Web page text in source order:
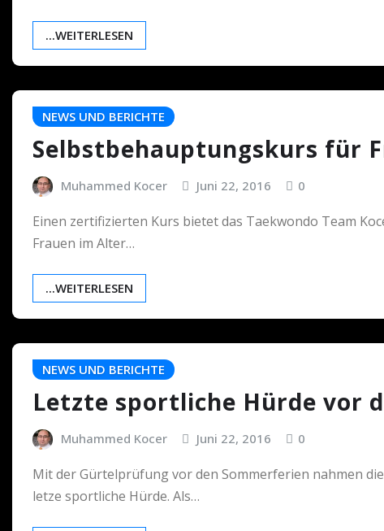
...WEITERLESEN
NEWS UND BERICHTE
Selbstbehauptungskurs für
Muhammed Kocer Juni 22, 2016 0
Einen zertifizierten Kurs bietet das Taekwondo Team
Frauen im Alter…
...WEITERLESEN
NEWS UND BERICHTE
Letzte sportliche Hürde vor
Muhammed Kocer Juni 22, 2016 0
Mit der Gürtelprüfung vor den Sommerferien nahmen
letze sportliche Hürde. Als…